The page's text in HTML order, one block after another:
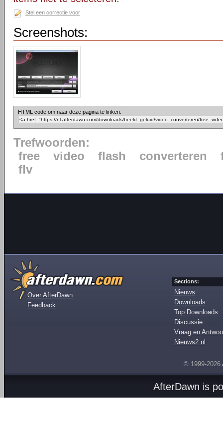
Stel een correctie voor
Screenshots:
HTML code om naar deze pagina te linken:
Trefwoorden:
free
video flash converteren
flv
Over AfterDawn
Feedback
Sections:
Nieuws
Downloads
Top Downloads
Discussie
Vraag en
Nieuws2.nl
© 1999-2026
AfterDawn is